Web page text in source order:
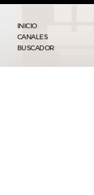
INICIO
CANALES
BUSCADOR